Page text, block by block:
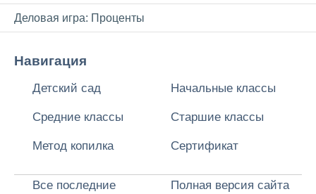
Деловая игра: Проценты
Навигация
Детский сад Начальные классы
Средние классы Старшие классы
Метод копилка Сертификат
Все последние
Полная версия сайта